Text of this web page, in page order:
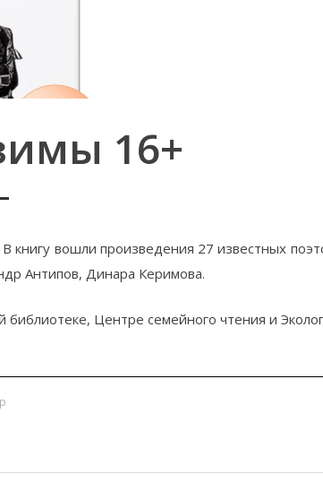
16+
вошли произведения 27 известных
Антипов, Динара Керимова.
Центре семейного чтения и